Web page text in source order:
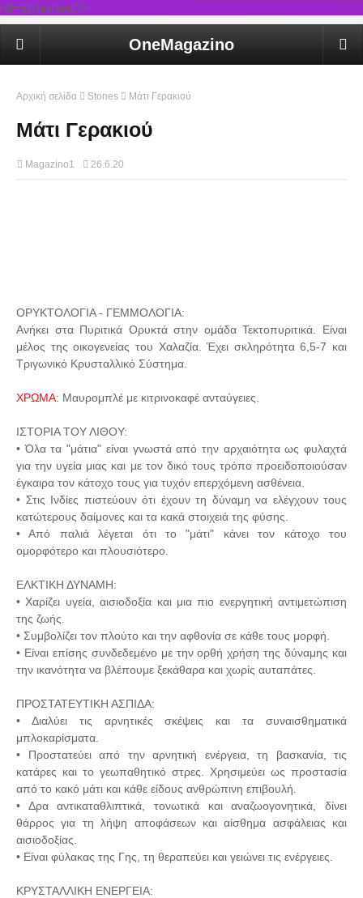
rel='stylesheet'/>
OneMagazino
Αρχική σελίδα Stones Μάτι Γερακιού
Μάτι Γερακιού
Magazino1 26.6.20
ΟΡΥΚΤΟΛΟΓΙΑ - ΓΕΜΜΟΛΟΓΙΑ:
Ανήκει στα Πυριτικά Ορυκτά στην ομάδα Τεκτοπυριτικά. Είναι
μέλος της οικογενείας του Χαλαζία. Έχει σκληρότητα 6,5-7 και
Τριγωνικό Κρυσταλλικό Σύστημα.
ΧΡΩΜΑ: Μαυρομπλέ με κιτρινοκαφέ ανταύγειες.
ΙΣΤΟΡΙΑ ΤΟΥ ΛΙΘΟΥ:
• Όλα τα "μάτια" είναι γνωστά από την αρχαιότητα ως φυλαχτά
για την υγεία μιας και με τον δικό τους τρόπο προειδοποιούσαν
έγκαιρα τον κάτοχο τους για τυχόν επερχόμενη ασθένεια.
• Στις Ινδίες πιστεύουν ότι έχουν τη δύναμη να ελέγχουν τους
κατώτερους δαίμονες και τα κακά στοιχειά της φύσης.
• Από παλιά λέγεται ότι το "μάτι" κάνει τον κάτοχο του
ομορφότερο και πλουσιότερο.
ΕΛΚΤΙΚΗ ΔΥΝΑΜΗ:
• Χαρίζει υγεία, αισιοδοξία και μια πιο ενεργητική αντιμετώπιση
της ζωής.
• Συμβολίζει τον πλούτο και την αφθονία σε κάθε τους μορφή.
• Είναι επίσης συνδεδεμένο με την ορθή χρήση της δύναμης και
την ικανότητα να βλέπουμε ξεκάθαρα και χωρίς αυταπάτες.
ΠΡΟΣΤΑΤΕΥΤΙΚΗ ΑΣΠΙΔΑ:
• Διαλύει τις αρνητικές σκέψεις και τα συναισθηματικά
μπλοκαρίσματα.
• Προστατεύει από την αρνητική ενέργεια, τη βασκανία, τις
κατάρες και το γεωπαθητικό στρες. Χρησιμεύει ως προστασία
από το κακό μάτι και κάθε είδους ανθρώπινη επιβουλή.
• Δρα αντικαταθλιπτικά, τονωτικά και αναζωογονητικά, δίνει
θάρρος για τη λήψη αποφάσεων και αίσθημα ασφάλειας και
αισιοδοξίας.
• Είναι φύλακας της Γης, τη θεραπεύει και γειώνει τις ενέργειες.
ΚΡΥΣΤΑΛΛΙΚΗ ΕΝΕΡΓΕΙΑ: